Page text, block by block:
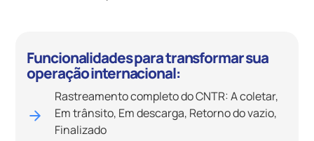
Funcionalidades para transformar sua
operação internacional:
Rastreamento completo do CNTR: A coletar,
Em trânsito, Em descarga, Retorno do vazio,
Finalizado